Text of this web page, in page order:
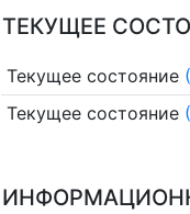
ТЕКУЩЕЕ
Текущее состояние
Текущее состояние